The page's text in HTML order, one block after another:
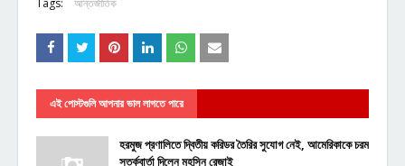
Tags: আন্তর্জাতিক
এই পোস্টগুলি আপনার ভাল লাগতে পারে
হরমুজ প্রণালিতে দ্বিতীয় করিডর তৈরির সুযোগ নেই, আমেরিকাকে চরম
সতর্কবার্তা দিলেন মহসিন রেজাই